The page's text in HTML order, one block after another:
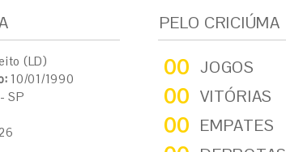
(LD)
10/01/1990
SP
PELO CRICIÚMA
00 JOGOS
00 VITÓRIAS
00 EMPATES